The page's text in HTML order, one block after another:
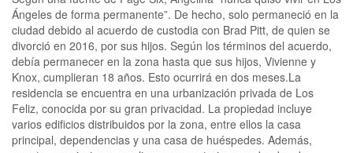
Ángeles de forma permanente”. De hecho, solo permaneció en la
ciudad debido al acuerdo de custodia con Brad Pitt, de quien se
divorció en 2016, por sus hijos. Según los términos del acuerdo,
debía permanecer en la zona hasta que sus hijos, Vivienne y
Knox, cumplieran 18 años. Esto ocurrirá en dos meses.La
residencia se encuentra en una urbanización privada de Los
Feliz, conocida por su gran privacidad. La propiedad incluye
varios edificios distribuidos por la zona, entre ellos la casa
principal, dependencias y una casa de huéspedes. Además,